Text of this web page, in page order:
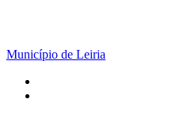
Município de Leiria